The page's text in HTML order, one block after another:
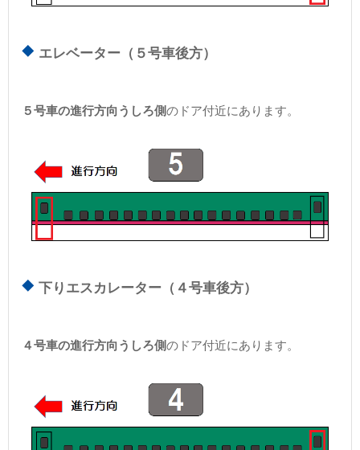
エレベーター（５号車後方）
５号車の進行方向うしろ側のドア付近にあります。
下りエスカレーター（４号車後方）
４号車の進行方向うしろ側のドア付近にあります。